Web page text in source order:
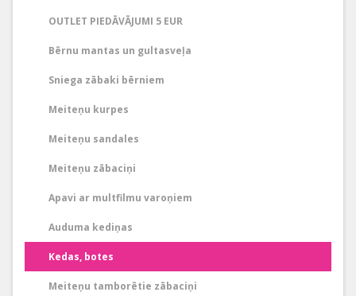
OUTLET PIEDĀVĀJUMI 5 EUR
Bērnu mantas un gultasveļa
Sniega zābaki bērniem
Meiteņu kurpes
Meiteņu sandales
Meiteņu zābaciņi
Apavi ar multfilmu varoņiem
Auduma kediņas
Kedas, botes
Meiteņu tamborētie zābaciņi